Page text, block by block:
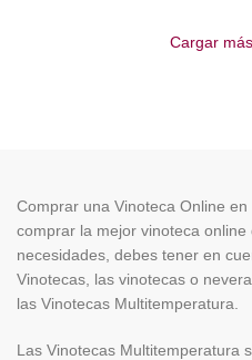
Cargar
Comprar una Vinoteca Online
comprar la mejor vinoteca
necesidades, debes tener en
Vinotecas, las vinotecas o
las Vinotecas Multitemperatura.
Las Vinotecas Multitemperatura